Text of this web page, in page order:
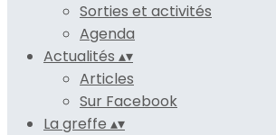
Sorties et activités
Agenda
Actualités ▴▾
Articles
Sur Facebook
La greffe ▴▾